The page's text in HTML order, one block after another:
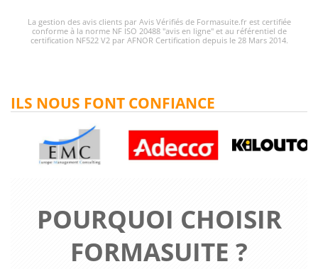
La gestion des avis clients par Avis Vérifiés de Formasuite.fr est certifiée
conforme à la norme NF ISO 20488 "avis en ligne" et au référentiel de
certification NF522 V2 par AFNOR Certification depuis le 28 Mars 2014.
POURQUOI CHOISIR
FORMASUITE ?
ILS NOUS FONT CONFIANCE